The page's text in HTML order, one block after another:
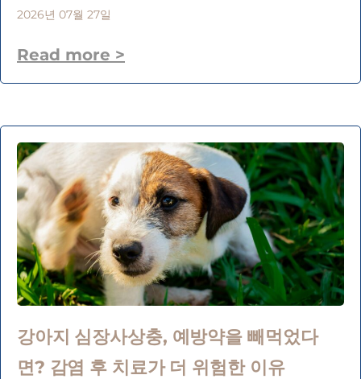
2026년 07월 27일
Read more >
강아지 심장사상충, 예방약을 빼먹었다
면? 감염 후 치료가 더 위험한 이유